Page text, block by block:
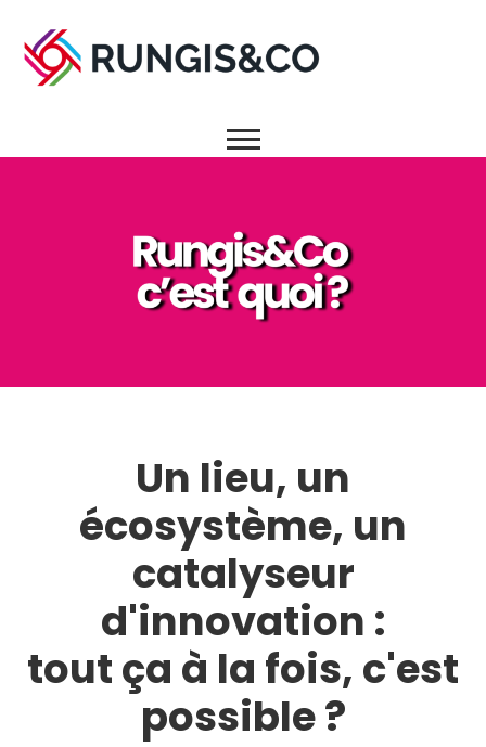
Un lieu, un
écosystème, un
catalyseur
d'innovation :
tout ça à la fois, c'est
possible ?